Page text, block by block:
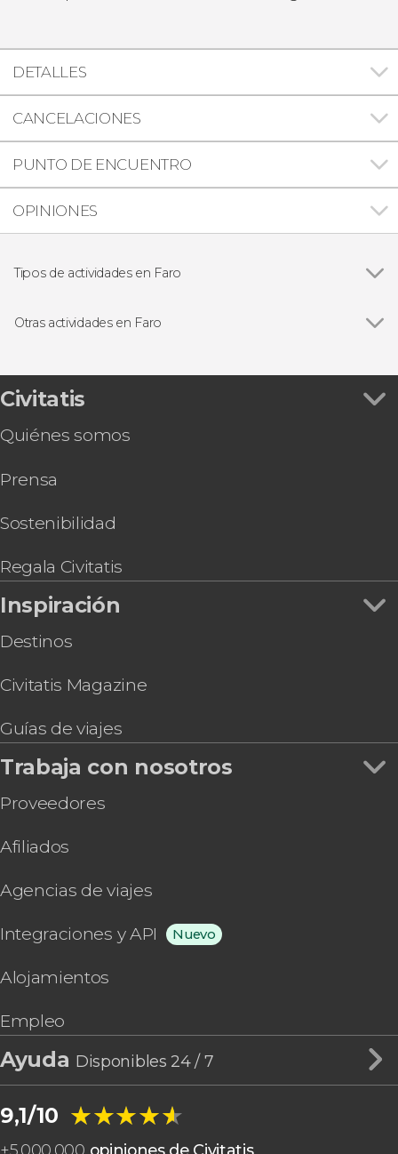
DETALLES
CANCELACIONES
PUNTO DE ENCUENTRO
OPINIONES
Tipos de actividades en Faro
Paseos en barco
Otras actividades en Faro
Excursión a las cuevas de Benagil, Algar Seco y
la playa de la Marina
Avistamiento de delfines en Faro
Tren turístico de Faro
Pub Crawl ¡Tour de fiesta por Faro!
Senderismo por las cuevas de Benagil
Civitatis
Quiénes somos
Prensa
Sostenibilidad
Regala Civitatis
Inspiración
Destinos
Civitatis Magazine
Guías de viajes
Trabaja con nosotros
Proveedores
Afiliados
Agencias de viajes
Integraciones y API Nuevo
Alojamientos
Empleo
Ayuda Disponibles 24 / 7
9,1/10 ★★★★★
★★★★★